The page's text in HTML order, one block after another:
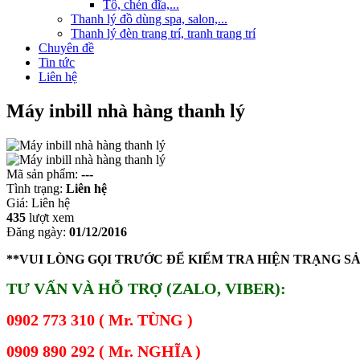
Tô, chén dĩa,...
Thanh lý đồ dùng spa, salon,...
Thanh lý đèn trang trí, tranh trang trí
Chuyên đề
Tin tức
Liên hệ
Máy inbill nhà hàng thanh lý
Mã sản phẩm: ---
Tình trạng: Liên hệ
Giá: Liên hệ
435 lượt xem
Đăng ngày: 01/12/2016
**VUI LÒNG GỌI TRƯỚC ĐỂ KIỂM TRA HIỆN TRẠNG
TƯ VẤN VÀ HỖ TRỢ (ZALO, VIBER):
0902 773 310 ( Mr. TÙNG )
0909 890 292 ( Mr. NGHĨA )